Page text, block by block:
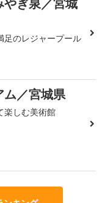
ぎ泉／宮城
足のレジャープール
ム／宮城県
楽しむ美術館